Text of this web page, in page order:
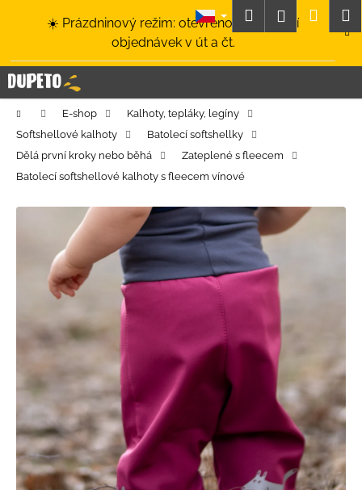
☀️ Prázdninový režim: otevřeno a odesílání
objednávek v út a čt.
HledatPřihlášení
Domů E-shop
Kalhoty, tepláky, legíny
Softshellové kalhoty
Batolecí softshellky
Dělá první kroky nebo běhá
Zateplené s fleecem
Batolecí softshellové kalhoty s fleecem vínové
í
k C
o
p
o
t
e
t
e
a
j
í
t
?